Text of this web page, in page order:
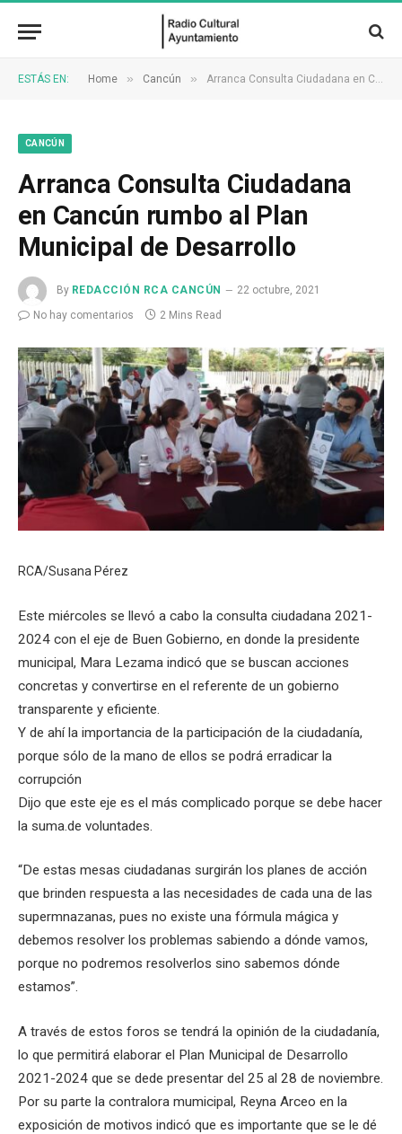
ESTÁS EN: Home » Cancún » Arranca Consulta Ciudadana en Cancún rumbo al Plan Municipal de Desarrollo
CANCÚN
Arranca Consulta Ciudadana
en Cancún rumbo al Plan
Municipal de Desarrollo
By REDACCIÓN RCA CANCÚN
22 octubre, 2021
No hay comentarios
2 Mins Read
RCA/Susana Pérez
Este miércoles se llevó a cabo la consulta ciudadana 2021-
2024 con el eje de Buen Gobierno, en donde la presidente
municipal, Mara Lezama indicó que se buscan acciones
concretas y convertirse en el referente de un gobierno
transparente y eficiente.
Y de ahí la importancia de la participación de la ciudadanía,
porque sólo de la mano de ellos se podrá erradicar la
corrupción
Dijo que este eje es el más complicado porque se debe hacer
la suma.de voluntades.
“De estas mesas ciudadanas surgirán los planes de acción
que brinden respuesta a las necesidades de cada una de las
supermnazanas, pues no existe una fórmula mágica y
debemos resolver los problemas sabiendo a dónde vamos,
porque no podremos resolverlos sino sabemos dónde
estamos”.
A través de estos foros se tendrá la opinión de la ciudadanía,
lo que permitirá elaborar el Plan Municipal de Desarrollo
2021-2024 que se dede presentar del 25 al 28 de noviembre.
Por su parte la contralora mumicipal, Reyna Arceo en la
exposición de motivos indicó que es importante que se le dé